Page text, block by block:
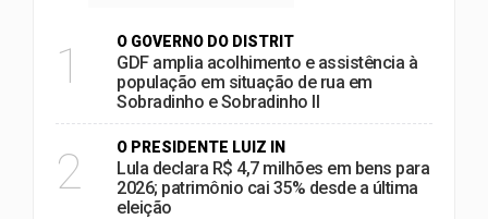
1 O GOVERNO DO DISTRIT
GDF amplia acolhimento e assistência à
população em situação de rua em
Sobradinho e Sobradinho II
2 O PRESIDENTE LUIZ IN
Lula declara R$ 4,7 milhões em bens para
2026; patrimônio cai 35% desde a última
eleição